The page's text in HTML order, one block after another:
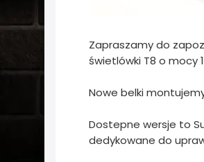
Zapraszamy do
świetlówki T8 o mocy
Nowe belki
Dostepne wersje to
dedykowane do